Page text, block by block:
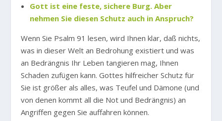
Gott ist eine feste, sichere Burg. Aber
nehmen Sie diesen Schutz auch in Anspruch?
Wenn Sie Psalm 91 lesen, wird Ihnen klar, daß nichts,
was in dieser Welt an Bedrohung existiert und was
an Bedrängnis Ihr Leben tangieren mag, Ihnen
Schaden zufügen kann. Gottes hilfreicher Schutz für
Sie ist größer als alles, was Teufel und Dämone (und
von denen kommt all die Not und Bedrängnis) an
Angriffen gegen Sie auffahren können.